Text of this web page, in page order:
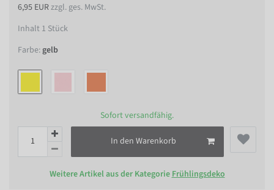
6,95 EURzzgl. ges. MwSt.
Inhalt 1 Stück
Farbe:gelb
Sofort versandfähig.
In den Warenkorb
Weitere Artikel aus der Kategorie Frühlingsdeko